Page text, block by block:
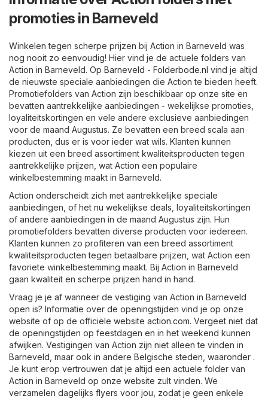
promoties in Barneveld
Winkelen tegen scherpe prijzen bij Action in Barneveld was
nog nooit zo eenvoudig! Hier vind je de actuele folders van
Action in Barneveld. Op Barneveld - Folderbode.nl vind je altijd
de nieuwste speciale aanbiedingen die Action te bieden heeft.
Promotiefolders van Action zijn beschikbaar op onze site en
bevatten aantrekkelijke aanbiedingen - wekelijkse promoties,
loyaliteitskortingen en vele andere exclusieve aanbiedingen
voor de maand Augustus. Ze bevatten een breed scala aan
producten, dus er is voor ieder wat wils. Klanten kunnen
kiezen uit een breed assortiment kwaliteitsproducten tegen
aantrekkelijke prijzen, wat Action een populaire
winkelbestemming maakt in Barneveld.
Action onderscheidt zich met aantrekkelijke speciale
aanbiedingen, of het nu wekelijkse deals, loyaliteitskortingen
of andere aanbiedingen in de maand Augustus zijn. Hun
promotiefolders bevatten diverse producten voor iedereen.
Klanten kunnen zo profiteren van een breed assortiment
kwaliteitsproducten tegen betaalbare prijzen, wat Action een
favoriete winkelbestemming maakt. Bij Action in Barneveld
gaan kwaliteit en scherpe prijzen hand in hand.
Vraag je je af wanneer de vestiging van Action in Barneveld
open is? Informatie over de openingstijden vind je op onze
website of op de officiële website action.com. Vergeet niet dat
de openingstijden op feestdagen en in het weekend kunnen
afwijken. Vestigingen van Action zijn niet alleen te vinden in
Barneveld, maar ook in andere Belgische steden, waaronder .
Je kunt erop vertrouwen dat je altijd een actuele folder van
Action in Barneveld op onze website zult vinden. We
verzamelen dagelijks flyers voor jou, zodat je geen enkele